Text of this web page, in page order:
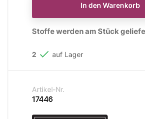
In den Warenkorb
Stoffe werden am Stück
2  auf Lager
Artikel-Nr.
17446